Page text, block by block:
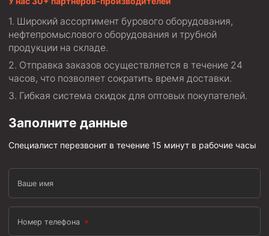
Муфта ОТТМ 146
Муфта БТС 324
Муфта БТС 178
Муфта БТС 168
Муфта ОТТМ 127
Муфта ОТТМ 324
Муфта ОТТМ 178
Муфта ОТТМ 168
Широкий ассортимент бурового оборудования,
нефтепромыслового оборудования и трубной
продукции на складе.
Отправка заказов осуществляется в течение 24
часов, что позволяет сократить время доставки.
Гибкая система скидок для оптовых покупателей.
Заполните данные
Специалист перезвонит в течение 15 минут в рабочие часы
Ваше имя
Номер телефона